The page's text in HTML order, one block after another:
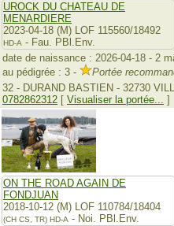
UROCK DU CHATEAU DE
MENARDIERE
2023-04-18 (M) LOF 115560/18492
HD-A - Fau. PBl.Env.
date de naissance : 2026-04-18 - 2
au pédigrée : 3 -
Portée
32 - DURAND BASTIEN - 32730
0782862312 [ Visualiser la portée... ]
ON THE ROAD AGAIN DE
FONDJUAN
2018-10-12 (M) LOF 110784/18404
(CH CS, TR) HD-A - Noi. PBl.Env.